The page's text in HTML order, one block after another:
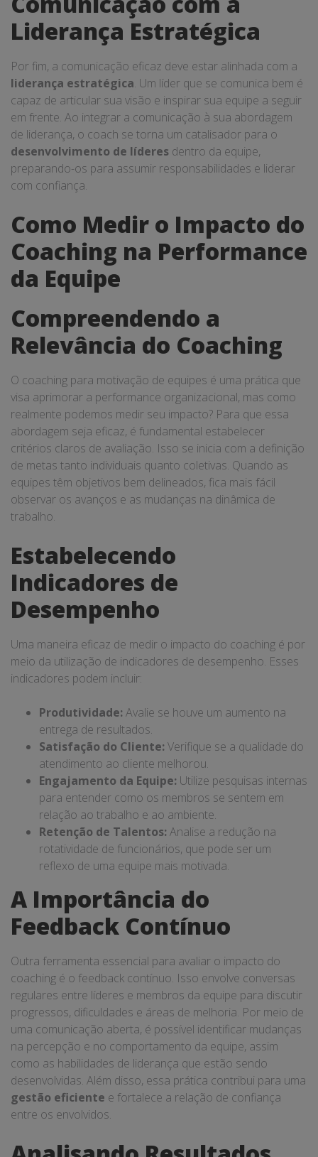
Liderança Estratégica
Por fim, a comunicação eficaz deve estar alinhada com a
liderança estratégica. Um líder que se comunica bem é
capaz de articular sua visão e inspirar sua equipe a seguir
em frente. Ao integrar a comunicação à sua abordagem
de liderança, o coach se torna um catalisador para o
desenvolvimento de líderes dentro da equipe,
preparando-os para assumir responsabilidades e liderar
com confiança.
Como Medir o Impacto do
Coaching na Performance
da Equipe
Compreendendo a
Relevância do Coaching
O coaching para motivação de equipes é uma prática que
visa aprimorar a performance organizacional, mas como
realmente podemos medir seu impacto? Para que essa
abordagem seja eficaz, é fundamental estabelecer
critérios claros de avaliação. Isso se inicia com a definição
de metas tanto individuais quanto coletivas. Quando as
equipes têm objetivos bem delineados, fica mais fácil
observar os avanços e as mudanças na dinâmica de
trabalho.
Estabelecendo
Indicadores de
Desempenho
Uma maneira eficaz de medir o impacto do coaching é por
meio da utilização de indicadores de desempenho. Esses
indicadores podem incluir:
Produtividade: Avalie se houve um aumento na
entrega de resultados.
Satisfação do Cliente: Verifique se a qualidade do
atendimento ao cliente melhorou.
Engajamento da Equipe: Utilize pesquisas internas
para entender como os membros se sentem em
relação ao trabalho e ao ambiente.
Retenção de Talentos: Analise a redução na
rotatividade de funcionários, que pode ser um
reflexo de uma equipe mais motivada.
A Importância do
Feedback Contínuo
Outra ferramenta essencial para avaliar o impacto do
coaching é o feedback contínuo. Isso envolve conversas
regulares entre líderes e membros da equipe para discutir
progressos, dificuldades e áreas de melhoria. Por meio de
uma comunicação aberta, é possível identificar mudanças
na percepção e no comportamento da equipe, assim
como as habilidades de liderança que estão sendo
desenvolvidas. Além disso, essa prática contribui para uma
gestão eficiente e fortalece a relação de confiança
entre os envolvidos.